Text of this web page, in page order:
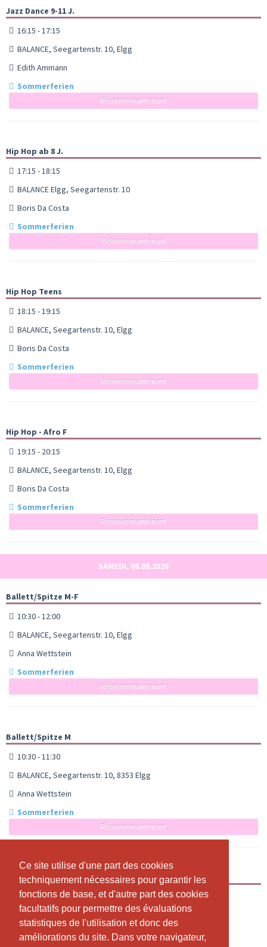
Ce site utilise d'une part des cookies
techniquement nécessaires pour garantir les
fonctions de base, et d'autre part des cookies
facultatifs pour permettre des évaluations
statistiques de l'utilisation et donc des
améliorations du site. Dans votre navigateur,
Ce site utilise d'une part des cookies
techniquement nécessaires pour garantir les
fonctions de base, et d'autre part des cookies
facultatifs pour permettre des évaluations
statistiques de l'utilisation et donc des
améliorations du site. Dans votre navigateur,
Jazz Dance 9-11 J.
16:15 - 17:15
BALANCE, Seegartenstr. 10, Elgg
Edith Ammann
Sommerferien
Réserver maintenant
Hip Hop ab 8 J.
17:15 - 18:15
BALANCE Elgg, Seegartenstr. 10
Boris Da Costa
Sommerferien
Réserver maintenant
Hip Hop Teens
18:15 - 19:15
BALANCE, Seegartenstr. 10, Elgg
Boris Da Costa
Sommerferien
Réserver maintenant
Hip Hop - Afro F
19:15 - 20:15
BALANCE, Seegartenstr. 10, Elgg
Boris Da Costa
Sommerferien
Réserver maintenant
SAMEDI, 08.08.2026
Ballett/Spitze M-F
10:30 - 12:00
BALANCE, Seegartenstr. 10, Elgg
Anna Wettstein
Sommerferien
Réserver maintenant
Ballett/Spitze M
10:30 - 11:30
BALANCE, Seegartenstr. 10, 8353 Elgg
Anna Wettstein
Sommerferien
Réserver maintenant
Ballett/Spitze A
12:00 - 13:00
BALANCE, Seegartenstr. 10, Elgg
Anna Wettstein